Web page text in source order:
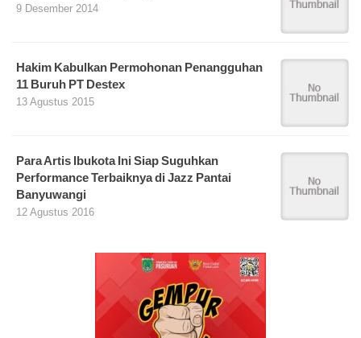
9 Desember 2014
Hakim Kabulkan Permohonan Penangguhan
11 Buruh PT Destex
13 Agustus 2015
Para Artis Ibukota Ini Siap Suguhkan
Performance Terbaiknya di Jazz Pantai
Banyuwangi
12 Agustus 2016